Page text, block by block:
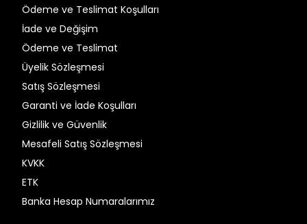
Ödeme ve Teslimat Koşulları
İade ve Değişim
Ödeme ve Teslimat
Üyelik Sözleşmesi
Satış Sözleşmesi
Garanti ve İade Koşulları
Gizlilik ve Güvenlik
Mesafeli Satış Sözleşmesi
KVKK
ETK
Banka Hesap Numaralarımız